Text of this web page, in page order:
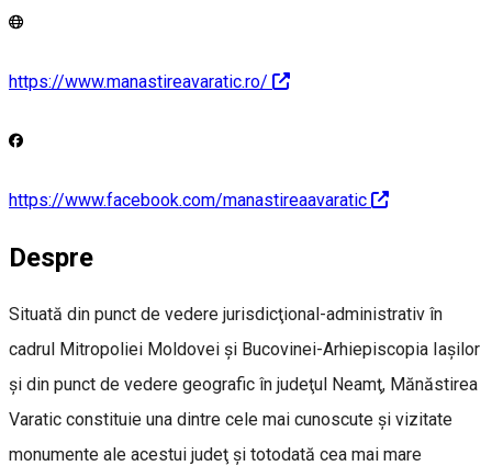
https://www.manastireavaratic.ro/
https://www.facebook.com/manastireaavaratic
Despre
Situată din punct de vedere jurisdicţional-administrativ în
cadrul Mitropoliei Moldovei şi Bucovinei-Arhiepiscopia Iaşilor
şi din punct de vedere geografic în judeţul Neamţ, Mănăstirea
Varatic constituie una dintre cele mai cunoscute şi vizitate
monumente ale acestui judeţ şi totodată cea mai mare